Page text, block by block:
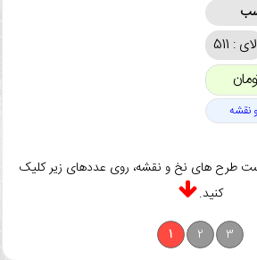
لای : 511
نقشه
طرح های نخ و نقشه، روی عددهای زیر کلیک
کنید.
3
2
1